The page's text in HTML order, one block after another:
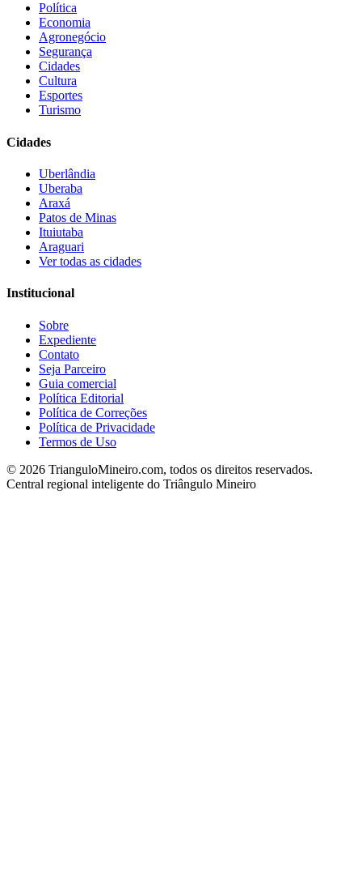
Política
Economia
Agronegócio
Segurança
Cidades
Cultura
Esportes
Turismo
Cidades
Uberlândia
Uberaba
Araxá
Patos de Minas
Ituiutaba
Araguari
Ver todas as cidades
Institucional
Sobre
Expediente
Contato
Seja Parceiro
Guia comercial
Política Editorial
Política de Correções
Política de Privacidade
Termos de Uso
© 2026 TrianguloMineiro.com, todos os direitos reservados.
Central regional inteligente do Triângulo Mineiro